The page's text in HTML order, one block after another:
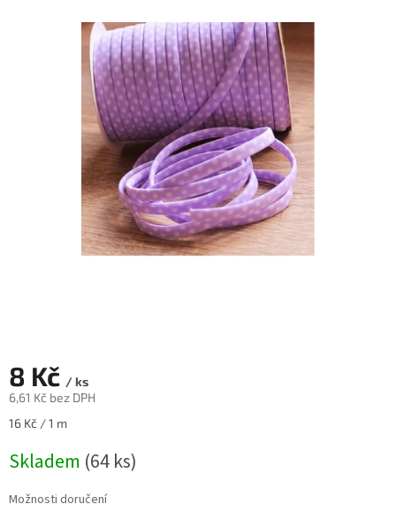
8 Kč / ks
6,61 Kč bez DPH
Měrná
16 Kč / 1 m
Skladem (64 ks)
Možnosti doručení